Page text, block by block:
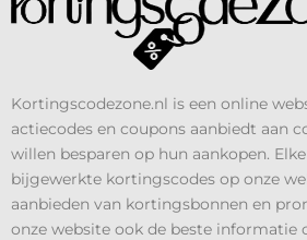
Kortingscodezone.nl is een online
actiecodes en coupons aanbiedt aan
willen besparen op hun aankopen.
bijgewerkte kortingscodes op onze
aanbieden van kortingsbonnen en
onze website ook de beste informatie